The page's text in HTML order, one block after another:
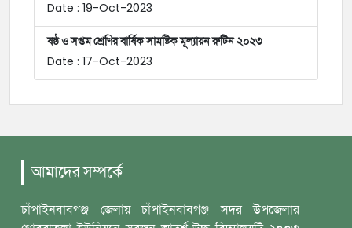
Date : 19-Oct-2023
ষষ্ঠ ও সপ্তম শ্রেণির বার্ষিক সামষ্টিক মূল্যায়ন রুটিন ২০২৩
Date : 17-Oct-2023
আমাদের সম্পর্কে
চাঁপাইনবাবগঞ্জ জেলায় চাঁপাইনবাবগঞ্জ সদর উপজেলার